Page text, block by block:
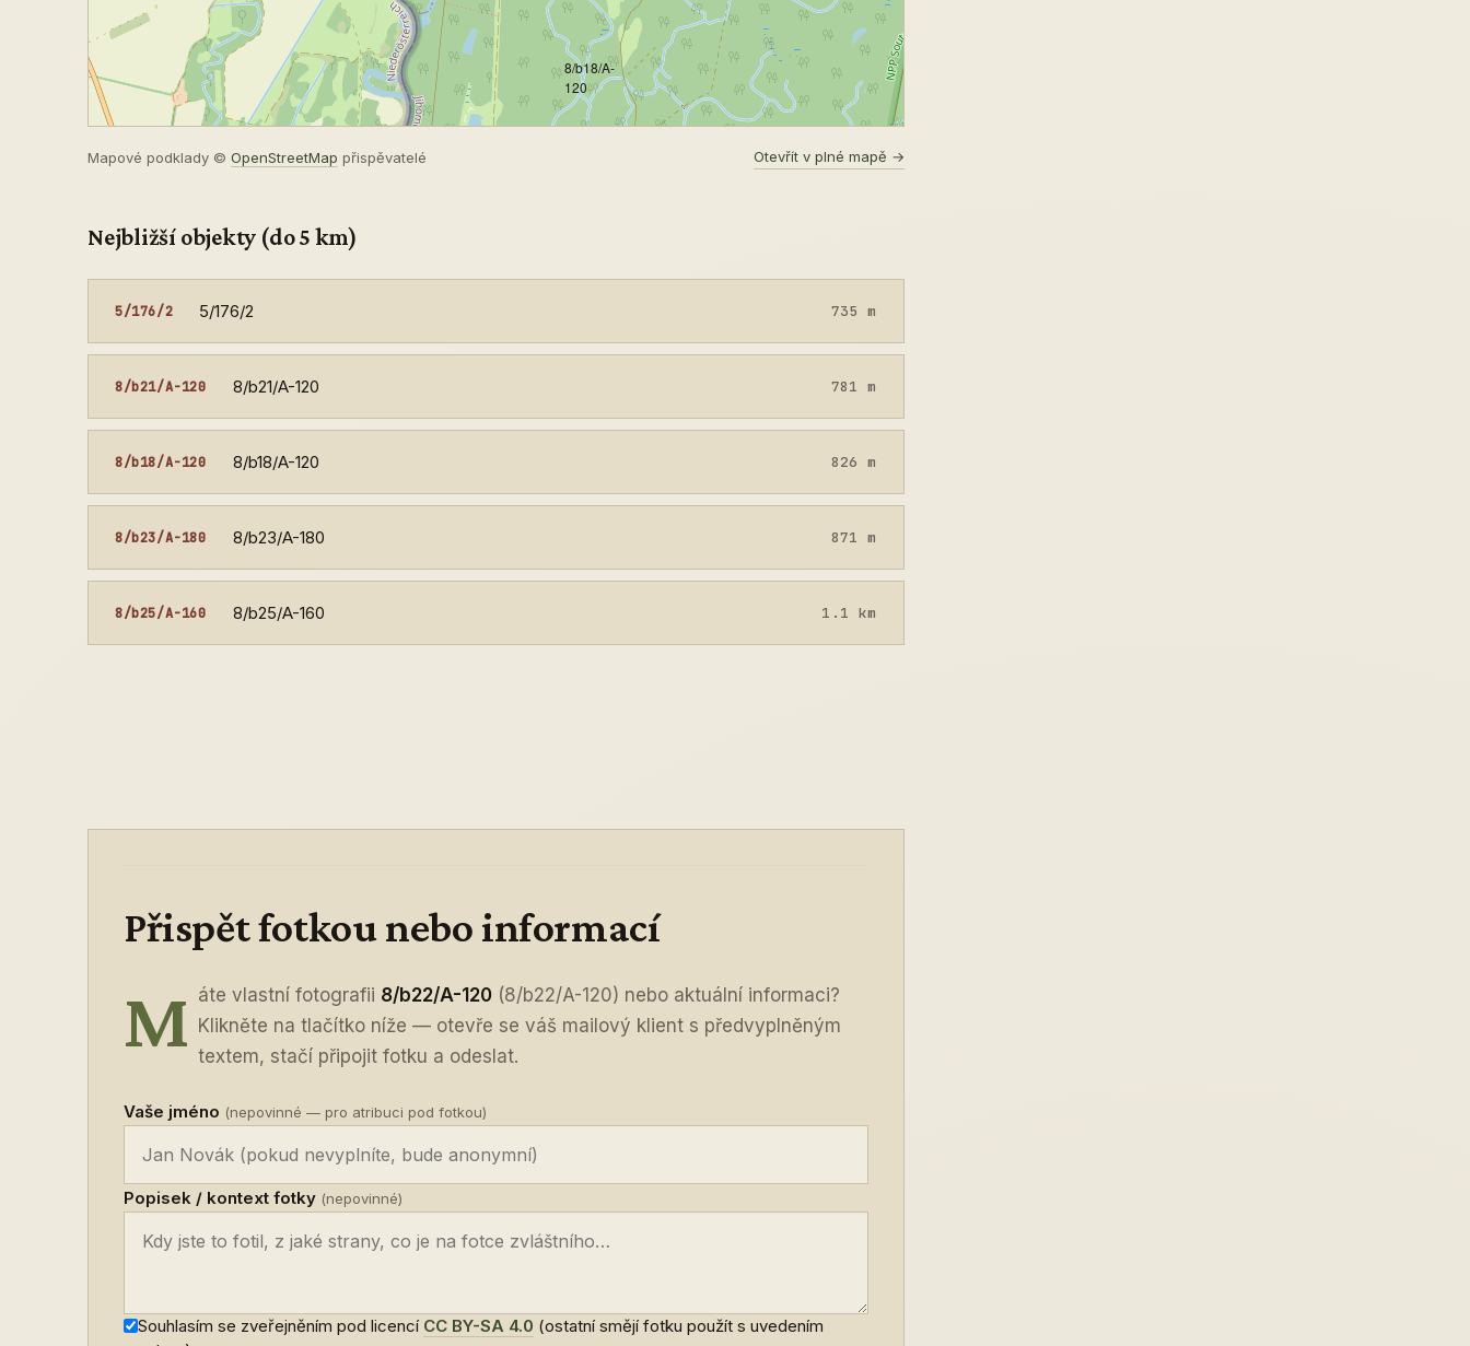
8/b18/A-
120
Mapové podklady © OpenStreetMap přispěvatelé Otevřít v plné mapě →
Nejbližší objekty (do 5 km)
5/176/2 5/176/2 735 m
8/b21/A-120 8/b21/A-120 781 m
8/b18/A-120 8/b18/A-120 826 m
8/b23/A-180 8/b23/A-180 871 m
8/b25/A-160 8/b25/A-160 1.1 km
Přispět fotkou nebo informací
M áte vlastní fotografii 8/b22/A-120 (8/b22/A-120) nebo aktuální informaci?
Klikněte na tlačítko níže — otevře se váš mailový klient s předvyplněným
textem, stačí připojit fotku a odeslat.
Vaše jméno (nepovinné — pro atribuci pod fotkou)
Popisek / kontext fotky (nepovinné)
Souhlasím se zveřejněním pod licencí CC BY-SA 4.0 (ostatní smějí fotku použít s uvedením